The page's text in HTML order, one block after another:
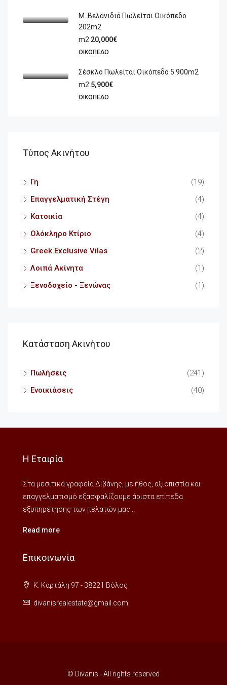
Μ. Βελανιδιά Πωλείται Οικόπεδο
202m2
m2 20,000€
ΟΙΚΌΠΕΔΟ
Σέσκλο Πωλείται Οικόπεδο 5.900m2
m2 5,900€
ΟΙΚΌΠΕΔΟ
Τύπος Ακινήτου
Γη
(19)
Επαγγελματική Στέγη
(4)
Κατοικία
(4)
Ολόκληρο Κτίριο
(4)
Greek Exclusive Vilas
(2)
Λοιπά Ακίνητα
(1)
Ξενοδοχείο - Ξενώνας
(1)
Κατάσταση Ακινήτου
Πωλήσεις
(241)
Ενοικιάσεις
(40)
Η Εταιρία
Στα μεσιτικά γραφεία Διβάνης, με ήθος, αξιοπιστία και
επαγγελματισμό εξασφαλίζουμε άριστα επίπεδα
εξυπηρέτησης των πελατών μας...
Read more
Επικοινωνία
Κ. Καρτάλη 97 - 38221 Βόλος
divanisrealestate@gmail.com
© Divanis - All rights reserved